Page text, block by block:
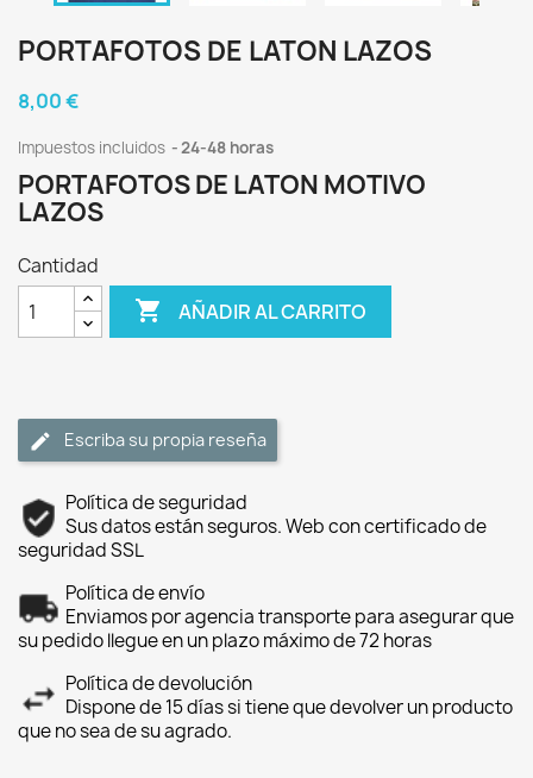
PORTAFOTOS DE LATON LAZOS
8,00 €
Impuestos incluidos 24-48 horas
PORTAFOTOS DE LATON MOTIVO
LAZOS
Cantidad
 AÑADIR AL CARRITO
Escriba su propia reseña
Política de seguridad
Sus datos están seguros. Web con certificado de
seguridad SSL
Política de envío
Enviamos por agencia transporte para asegurar que
su pedido llegue en un plazo máximo de 72 horas
Política de devolución
Dispone de 15 días si tiene que devolver un producto
que no sea de su agrado.